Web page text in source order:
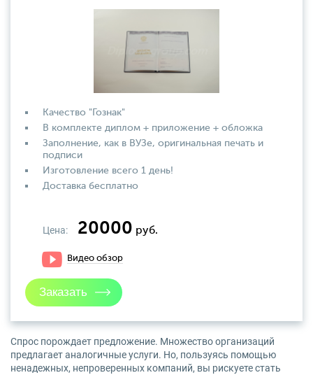
Качество "Гознак"
В комплекте диплом + приложение + обложка
Заполнение, как в ВУЗе, оригинальная печать и
подписи
Изготовление всего 1 день!
Доставка бесплатно
Цена: 20000 руб.
Видео обзор
Спрос порождает предложение. Множество организаций
предлагает аналогичные услуги. Но, пользуясь помощью
ненадежных, непроверенных компаний, вы рискуете стать